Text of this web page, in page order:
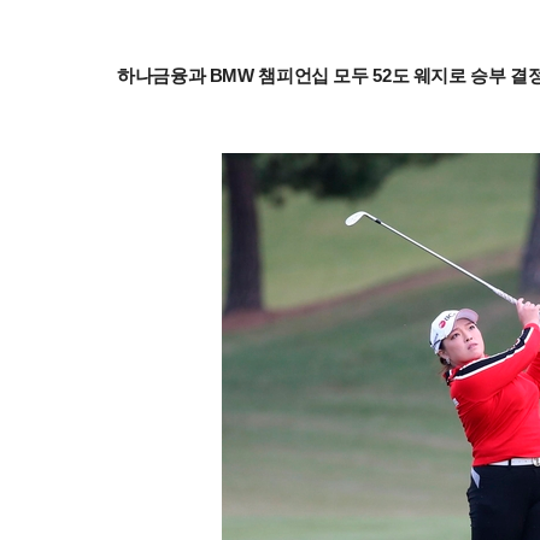
하나금융과 BMW 챔피언십 모두 52도 웨지로 승부 결